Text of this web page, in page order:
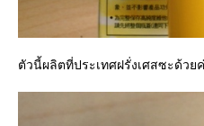
ตัวนี้ผลิตที่ประเทศฝรั่งเศสซะด้วย